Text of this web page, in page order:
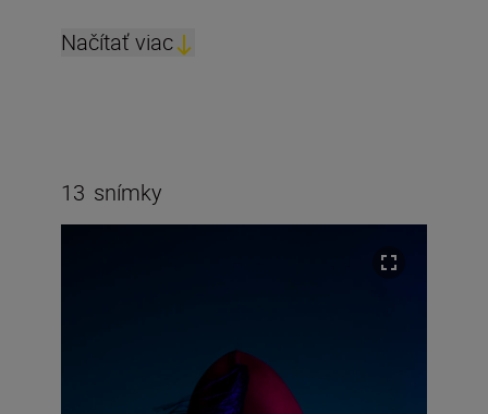
Načítať viac
13 snímky